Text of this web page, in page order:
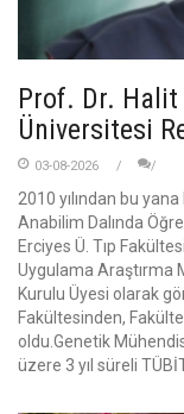
Prof. Dr. Halit
Üniversitesi
03-08-2026
2010 yılından bu
Anabilim Dalında
Erciyes Ü. Tıp
Uygulama Araştırma
Kurulu Üyesi olarak
Fakültesinden,
oldu.Genetik
üzere 3 yıl süreli